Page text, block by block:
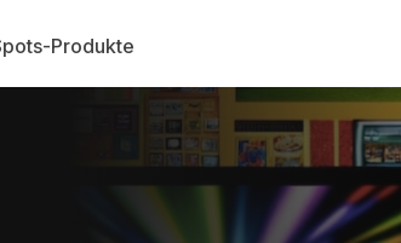
Produkte